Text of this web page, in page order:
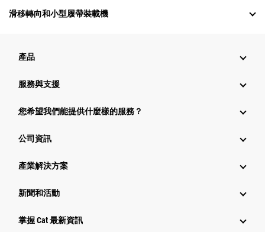
滑移轉向和小型履帶裝載機
產品
服務與支援
您希望我們能提供什麼樣的服務？
公司資訊
產業解決方案
新聞和活動
掌握 Cat 最新資訊